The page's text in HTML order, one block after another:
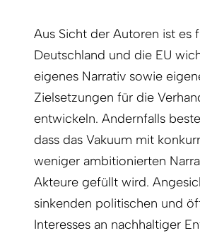
Aus Sicht der Autoren ist es
Deutschland und die EU
eigenes Narrativ sowie
Zielsetzungen für die
entwickeln. Andernfalls
dass das Vakuum mit
weniger ambitionierten
Akteure gefüllt wird.
sinkenden politischen und
Interesses an nachhaltiger